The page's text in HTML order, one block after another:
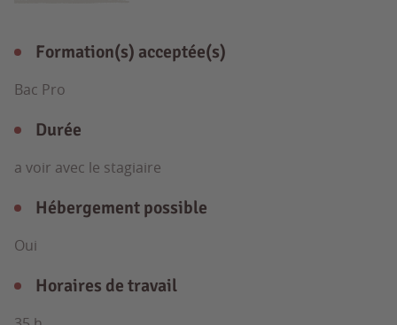
Formation(s) acceptée(s)
Bac Pro
Durée
a voir avec le stagiaire
Hébergement possible
Oui
Horaires de travail